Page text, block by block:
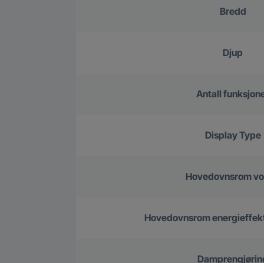
Bredd
Djup
Antall
Display Type
Hovedovnsrom
Hovedovnsrom